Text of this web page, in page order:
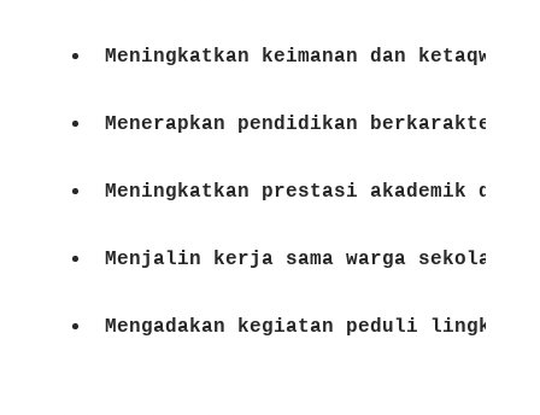
Meningkatkan keimanan dan
Menerapkan pendidikan berkarakter
Meningkatkan prestasi akademik dan
Menjalin kerja sama warga sekolah
Mengadakan kegiatan peduli